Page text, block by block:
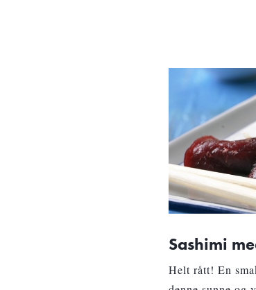
Sashimi
Helt rått! En